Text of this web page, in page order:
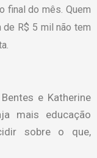
final do mês. Quem
R$ 5 mil não tem
e Katherine
mais educação
sobre o que,